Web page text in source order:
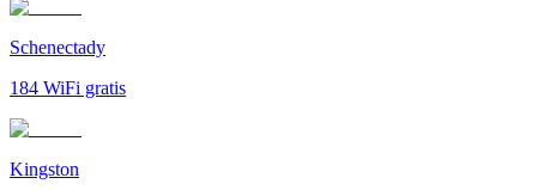
Schenectady
184 WiFi gratis
Kingston